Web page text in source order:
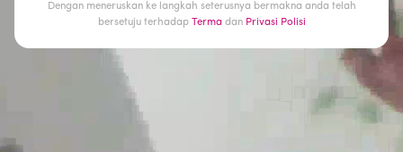
Dengan meneruskan ke langkah seterusnya bermakna anda telah
bersetuju terhadap Termadan Privasi Polisi